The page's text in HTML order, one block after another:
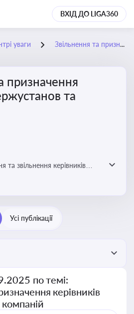
ВХІД ДО LIGA360
уваги Звільнення та призначення керівників держустанов та компаній
призначення
та
звільнення керівників
Усі публікації
по темі:
керівників